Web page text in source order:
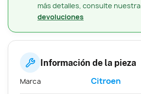
más detalles, consulte nuestra
devoluciones
Información de la pieza
Marca Citroen